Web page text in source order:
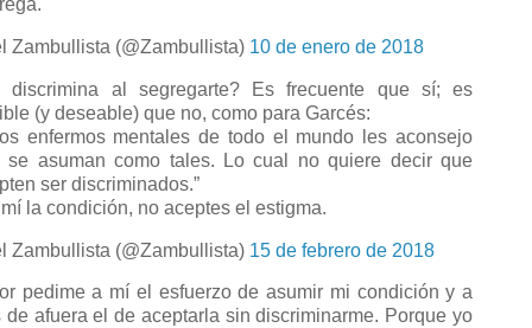
Zambullista (@Zambullista) 10 de enero de 2018
discrimina al segregarte? Es frecuente que sí; es
(y deseable) que no, como para Garcés:
enfermos mentales de todo el mundo les aconsejo
se asuman como tales. Lo cual no quiere decir que
ser discriminados.”
la condición, no aceptes el estigma.
Zambullista (@Zambullista) 15 de febrero de 2018
pedime a mí el esfuerzo de asumir mi condición y a
de afuera el de aceptarla sin discriminarme. Porque yo